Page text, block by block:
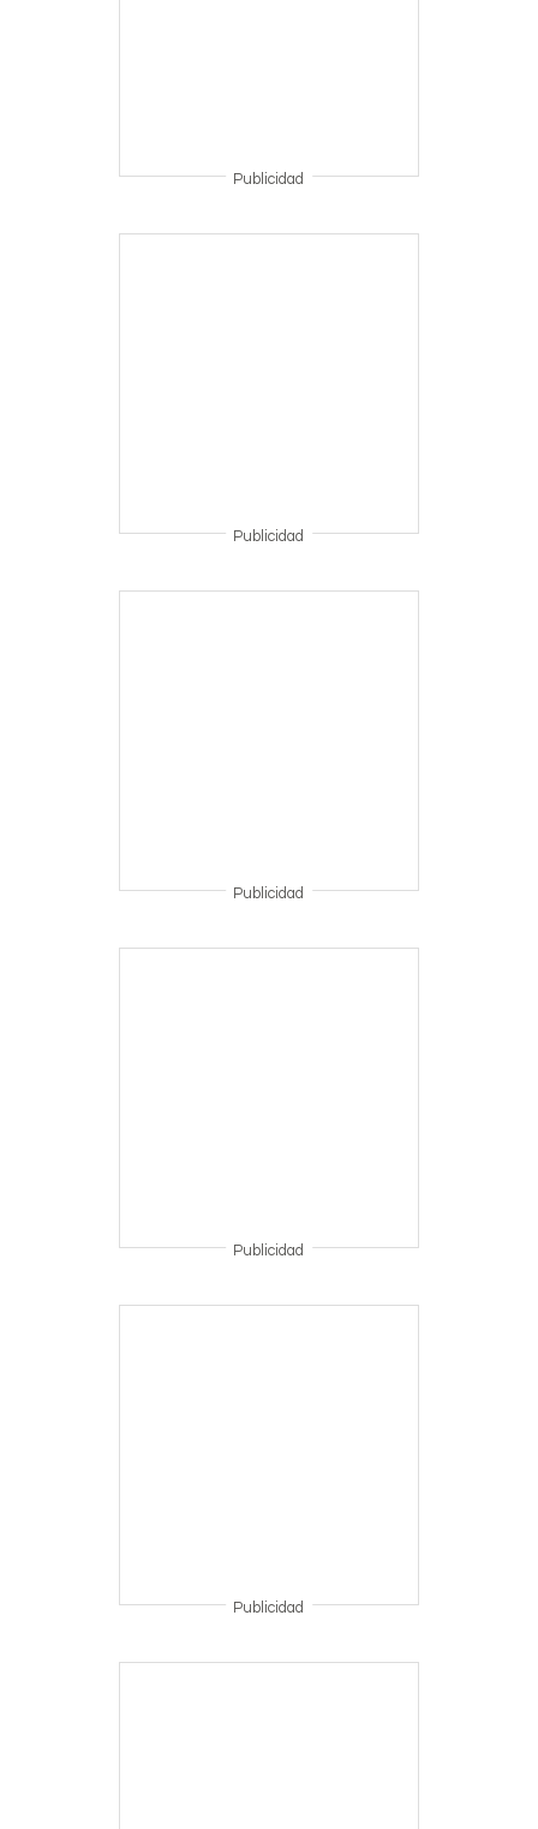
Publicidad
Publicidad
Publicidad
Publicidad
Publicidad